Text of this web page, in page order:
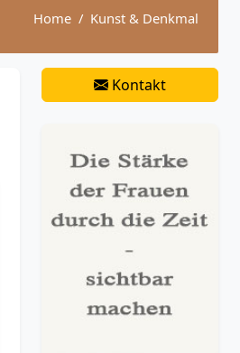
Home Kunst & Denkmal
Kontakt